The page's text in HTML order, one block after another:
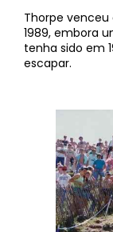
Thorpe venceu
1989, embora
tenha sido em
escapar.